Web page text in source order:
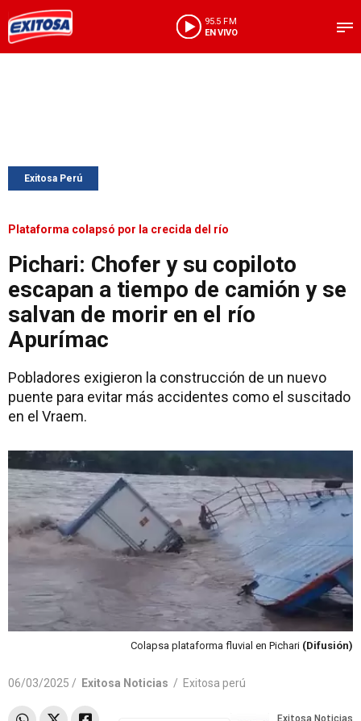
95.5 FM
EN VIVO
Exitosa Perú
Plataforma colapsó por la crecida del río
Pichari: Chofer y su copiloto
escapan a tiempo de camión y se
salvan de morir en el río
Apurímac
Pobladores exigieron la construcción de un nuevo
puente para evitar más accidentes como el suscitado
en el Vraem.
Colapsa plataforma fluvial en Pichari (Difusión)
06/03/2025 / Exitosa Noticias / Exitosa perú